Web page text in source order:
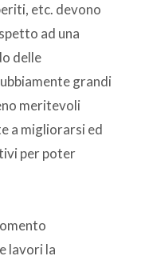
etc. devono
ad una
delle
grandi
meritevoli
a migliorarsi ed
per poter
lavori la